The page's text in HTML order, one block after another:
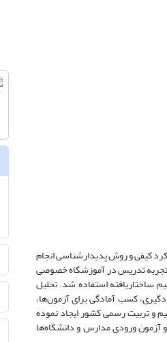
کیفی و روش پدیدارشناسی انجام
1402-1401بودند، که علاوه بر آموزش رسمی، تجربه تدریس در آموزشگاه خصوصی
جمع‌آوری داده‌ها ازمصاحبه نیم ساختاریافته استفاده شد. تحلیل
کسب آمادگی برای آزمون‌ها،
و تربیت رسمی کشور ایجاد نموده
آزمون ورودی مدارس و دانشگاه‌ها